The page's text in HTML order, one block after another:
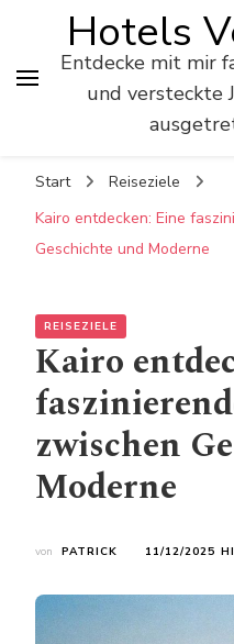
Hotels
Entdecke mit mir
und versteckte
Start
Reiseziele
Kairo entdecken: Eine
Geschichte und Moderne
REISEZIELE
Kairo
zwischen
Moderne
von PATRICK 11/12/2025